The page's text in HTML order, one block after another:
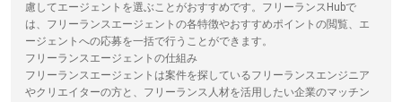
慮してエージェントを選ぶことがおすすめです。フリーランスHubで
は、フリーランスエージェントの各特徴やおすすめポイントの閲覧、エ
ージェントへの応募を一括で行うことができます。
フリーランスエージェントの仕組み
フリーランスエージェントは案件を探しているフリーランスエンジニア
やクリエイターの方と、フリーランス人材を活用したい企業のマッチン